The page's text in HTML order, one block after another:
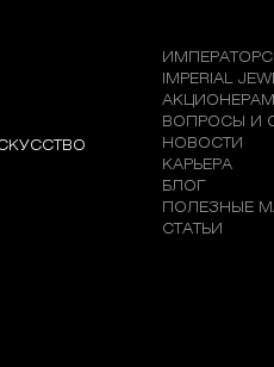
IMPERIAL
АКЦИОНЕРАМ
ВОПРОСЫ И
НОВОСТИ
КАРЬЕРА
БЛОГ
ПОЛЕЗНЫЕ
СТАТЬИ